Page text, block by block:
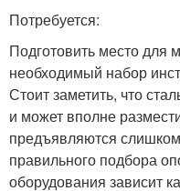
Потребуется:
Подготовить место для
необходимый набор
Стоит заметить, что
и может вполне
предъявляются
правильного подбора
оборудования зависит